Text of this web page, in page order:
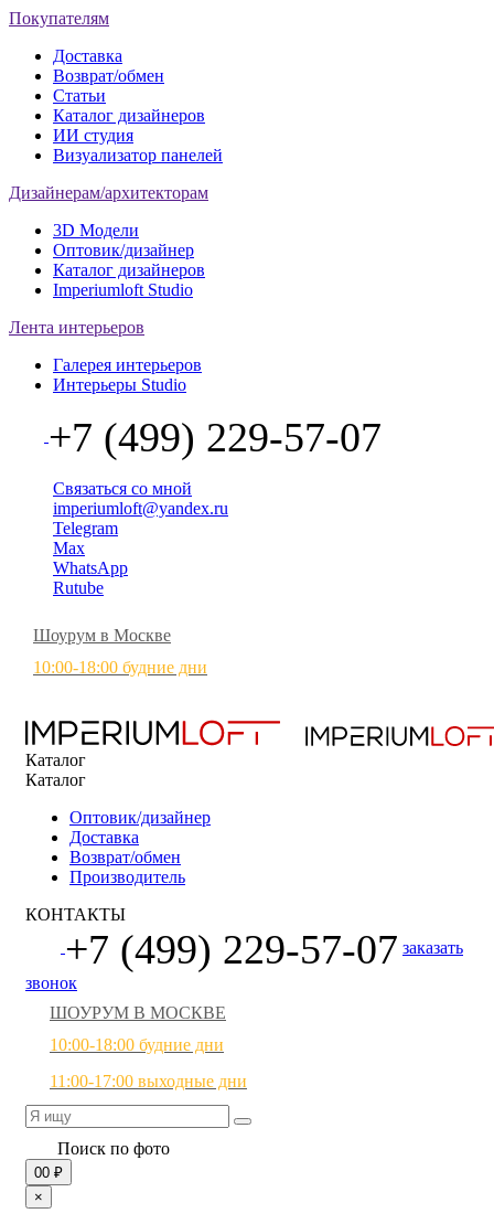
Покупателям
Доставка
Возврат/обмен
Статьи
Каталог дизайнеров
ИИ студия
Визуализатор панелей
Дизайнерам/архитекторам
3D Модели
Оптовик/дизайнер
Каталог дизайнеров
Imperiumloft Studio
Лента интерьеров
Галерея интерьеров
Интерьеры Studio
+7 (499) 229-57-07
Связаться со мной
imperiumloft@yandex.ru
Telegram
Max
WhatsApp
Rutube
Шоурум в Москве
10:00-18:00 будние дни
Каталог
Каталог
Оптовик/дизайнер
Доставка
Возврат/обмен
Производитель
КОНТАКТЫ
+7 (499) 229-57-07 заказать
звонок
ШОУРУМ В МОСКВЕ
10:00-18:00 будние дни
11:00-17:00 выходные дни
Поиск по фото
00 ₽
×